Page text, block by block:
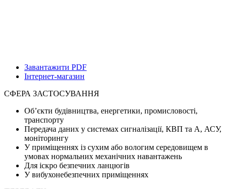
Завантажити PDF
Інтернет-магазин
СФЕРА ЗАСТОСУВАННЯ
Об’єкти будівництва, енергетики, промисловості,
транспорту
Передача даних у системах сигналізації, КВП та А, АСУ,
моніторингу
У приміщеннях із сухим або вологим середовищем в
умовах нормальних механічних навантажень
Для іскро безпечних ланцюгів
У вибухонебезпечних приміщеннях